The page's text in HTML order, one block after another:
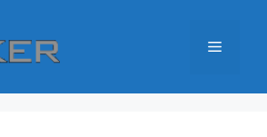
Menu